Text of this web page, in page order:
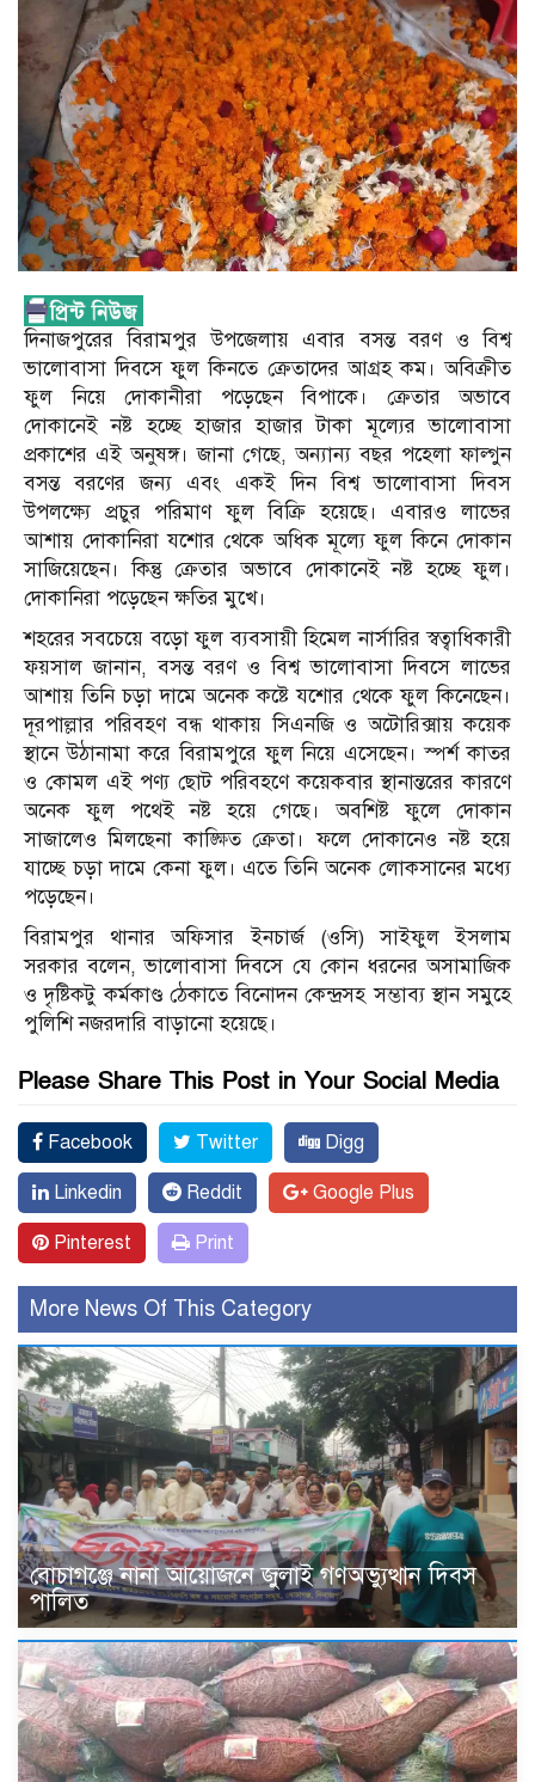
দিনাজপুরের বিরামপুর উপজেলায় এবার বসন্ত বরণ ও বিশ্ব
ভালোবাসা দিবসে ফুল কিনতে ক্রেতাদের আগ্রহ কম। অবিক্রীত
ফুল নিয়ে দোকানীরা পড়েছেন বিপাকে। ক্রেতার অভাবে
দোকানেই নষ্ট হচ্ছে হাজার হাজার টাকা মূল্যের ভালোবাসা
প্রকাশের এই অনুষঙ্গ। জানা গেছে, অন্যান্য বছর পহেলা ফাল্গুন
বসন্ত বরণের জন্য এবং একই দিন বিশ্ব ভালোবাসা দিবস
উপলক্ষ্যে প্রচুর পরিমাণ ফুল বিক্রি হয়েছে। এবারও লাভের
আশায় দোকানিরা যশোর থেকে অধিক মূল্যে ফুল কিনে দোকান
সাজিয়েছেন। কিন্তু ক্রেতার অভাবে দোকানেই নষ্ট হচ্ছে ফুল।
দোকানিরা পড়েছেন ক্ষতির মুখে।
শহরের সবচেয়ে বড়ো ফুল ব্যবসায়ী হিমেল নার্সারির স্বত্বাধিকারী
ফয়সাল জানান, বসন্ত বরণ ও বিশ্ব ভালোবাসা দিবসে লাভের
আশায় তিনি চড়া দামে অনেক কষ্টে যশোর থেকে ফুল কিনেছেন।
দূরপাল্লার পরিবহণ বন্ধ থাকায় সিএনজি ও অটোরিক্সায় কয়েক
স্থানে উঠানামা করে বিরামপুরে ফুল নিয়ে এসেছেন। স্পর্শ কাতর
ও কোমল এই পণ্য ছোট পরিবহণে কয়েকবার স্থানান্তরের কারণে
অনেক ফুল পথেই নষ্ট হয়ে গেছে। অবশিষ্ট ফুলে দোকান
সাজালেও মিলছেনা কাঙ্ক্ষিত ক্রেতা। ফলে দোকানেও নষ্ট হয়ে
যাচ্ছে চড়া দামে কেনা ফুল। এতে তিনি অনেক লোকসানের মধ্যে
পড়েছেন।
বিরামপুর থানার অফিসার ইনচার্জ (ওসি) সাইফুল ইসলাম
সরকার বলেন, ভালোবাসা দিবসে যে কোন ধরনের অসামাজিক
ও দৃষ্টিকটু কর্মকাণ্ড ঠেকাতে বিনোদন কেন্দ্রসহ সম্ভাব্য স্থান সমুহে
পুলিশি নজরদারি বাড়ানো হয়েছে।
Please Share This Post in Your Social Media
Facebook Twitter Digg
Linkedin Reddit Google Plus
Pinterest Print
More News Of This Category
বোচাগঞ্জে নানা আয়োজনে জুলাই গণঅভ্যুত্থান দিবস
পালিত